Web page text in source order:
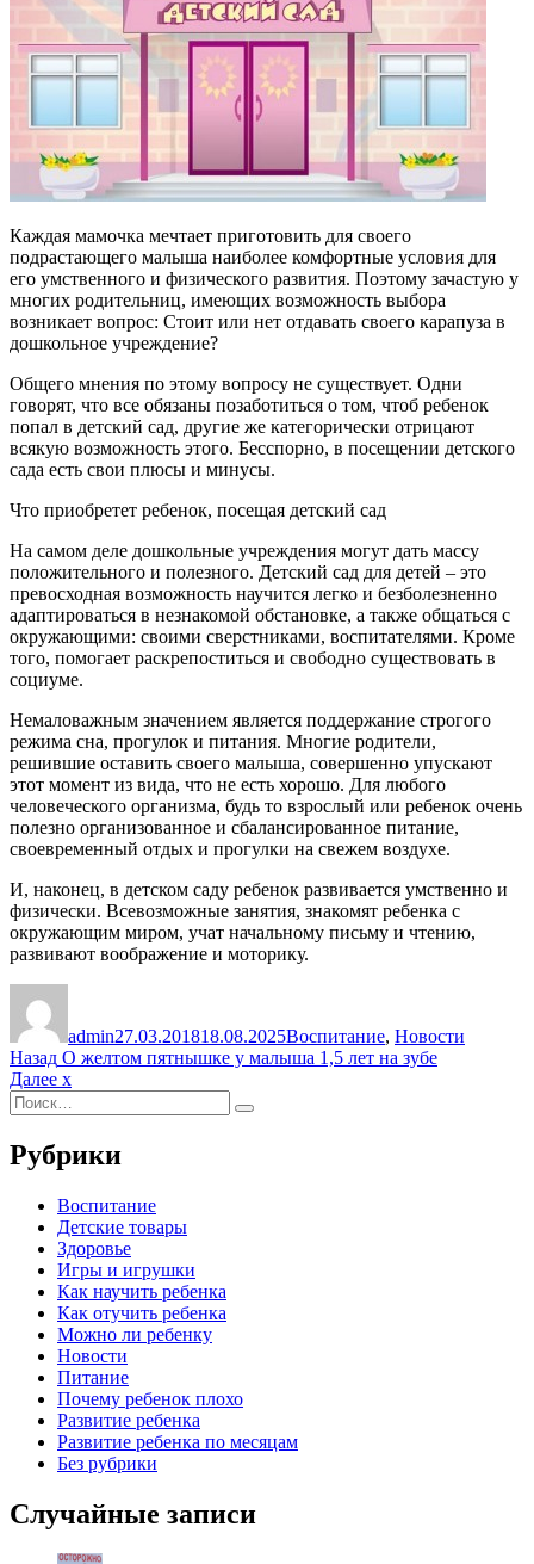
Каждая мамочка мечтает приготовить для своего
подрастающего малыша наиболее комфортные условия для
его умственного и физического развития. Поэтому зачастую у
многих родительниц, имеющих возможность выбора
возникает вопрос: Стоит или нет отдавать своего карапуза в
дошкольное учреждение?
Общего мнения по этому вопросу не существует. Одни
говорят, что все обязаны позаботиться о том, чтоб ребенок
попал в детский сад, другие же категорически отрицают
всякую возможность этого. Бесспорно, в посещении детского
сада есть свои плюсы и минусы.
Что приобретет ребенок, посещая детский сад
На самом деле дошкольные учреждения могут дать массу
положительного и полезного. Детский сад для детей – это
превосходная возможность научится легко и безболезненно
адаптироваться в незнакомой обстановке, а также общаться с
окружающими: своими сверстниками, воспитателями. Кроме
того, помогает раскрепоститься и свободно существовать в
социуме.
Немаловажным значением является поддержание строгого
режима сна, прогулок и питания. Многие родители,
решившие оставить своего малыша, совершенно упускают
этот момент из вида, что не есть хорошо. Для любого
человеческого организма, будь то взрослый или ребенок очень
полезно организованное и сбалансированное питание,
своевременный отдых и прогулки на свежем воздухе.
И, наконец, в детском саду ребенок развивается умственно и
физически. Всевозможные занятия, знакомят ребенка с
окружающим миром, учат начальному письму и чтению,
развивают воображение и моторику.
admin27.03.201818.08.2025Воспитание, Новости
Навигация
по
записям
Назад Предыдущая
запись:
О желтом пятнышке у малыша 1,5 лет на зубе
Далее Следующая
x
Искать:
Поиск
Рубрики
Воспитание
Детские товары
Здоровье
Игры и игрушки
Как научить ребенка
Как отучить ребенка
Можно ли ребенку
Новости
Питание
Почему ребенок плохо
Развитие ребенка
Развитие ребенка по месяцам
Без рубрики
Случайные записи